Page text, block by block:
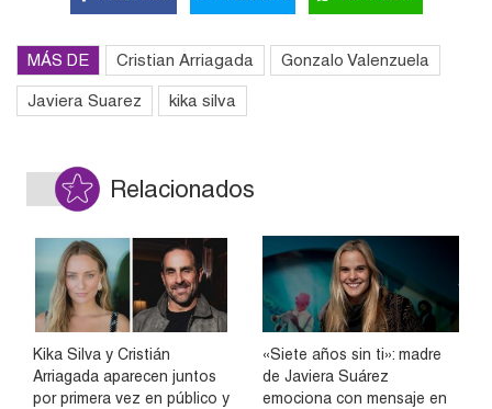
MÁS DE Cristian Arriagada Gonzalo Valenzuela
Javiera Suarez kika silva
Relacionados
Kika Silva y Cristián
Arriagada aparecen juntos
por primera vez en público y
«Siete años sin ti»: madre
de Javiera Suárez
emociona con mensaje en